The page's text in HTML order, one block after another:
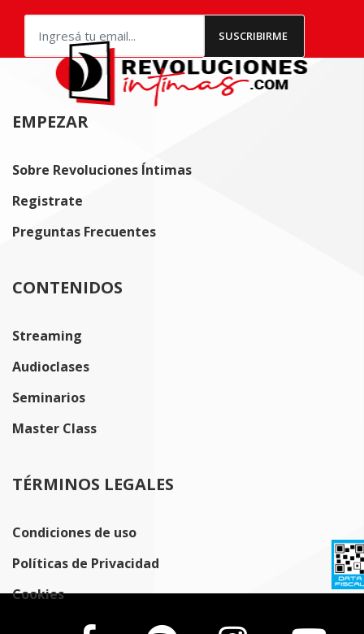
EMPEZAR
Sobre Revoluciones Íntimas
Registrate
Preguntas Frecuentes
CONTENIDOS
Streaming
Audioclases
Seminarios
Master Class
TÉRMINOS LEGALES
Condiciones de uso
Políticas de Privacidad
Cookies